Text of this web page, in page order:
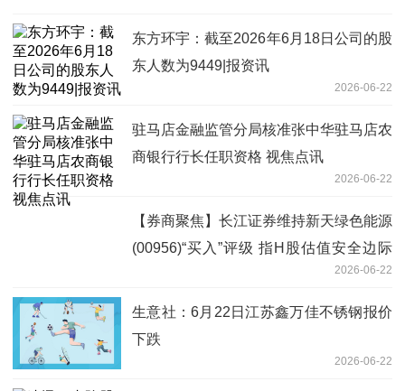
东方环宇：截至2026年6月18日公司的股
东人数为9449|报资讯
2026-06-22
驻马店金融监管分局核准张中华驻马店农
商银行行长任职资格 视焦点讯
2026-06-22
【券商聚焦】长江证券维持新天绿色能源
(00956)“买入”评级 指H股估值安全边际
2026-06-22
生意社：6月22日江苏鑫万佳不锈钢报价
下跌
2026-06-22